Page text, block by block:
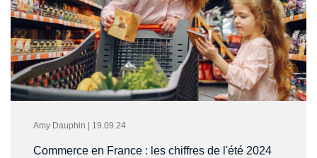
Amy Dauphin | 19.09.24
Commerce en France : les chiffres de l'été 2024